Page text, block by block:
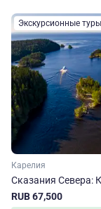
Экскурсионные туры
Карелия
Сказания Севера:
RUB 67,500